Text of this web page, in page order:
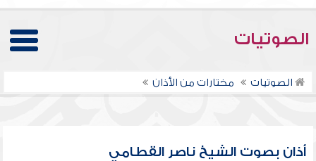
الصوتيات
الصوتيات مختارات من الأذان
أذان بصوت الشيخ ناصر القطامي